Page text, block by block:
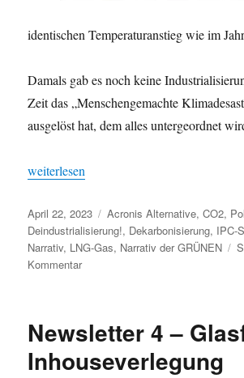
identischen Temperaturanstieg wie im
Damals gab es noch keine
Zeit das „Menschengemachte
ausgelöst hat, dem alles untergeordnet
„Klima, Wirtschaft, Deindustrialisierung,
weiterlesen
Veröffentlicht
am
April 22, 2023 Kategorien
Acronis Alternative,CO2,
Deindustrialisierung!, Dekarbonisierung, IPC-
Narrativ, LNG-Gas, Narrativ der GRÜNEN
Kommentarzu
Dekarbonisierung
Newsletter 4 –
Inhouseverlegung